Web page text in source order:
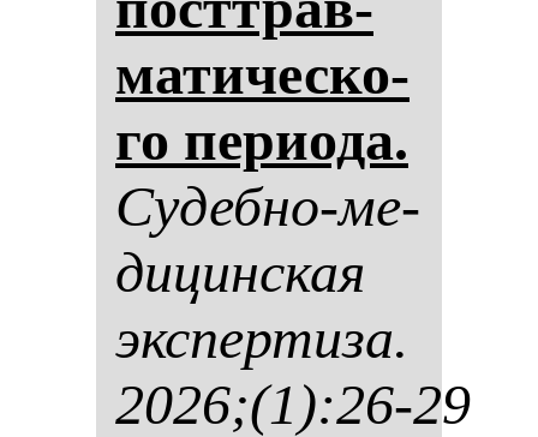
ма­ти­чес­ко­
го пе­ри­ода.
Су­деб­но-ме­
ди­цин­ская
эк­спер­ти­за.
2026;(1):26-29